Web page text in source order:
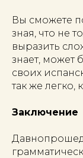
Вы сможете
зная, что не
выразить
знает, может
своих
так же легко,
Заключение